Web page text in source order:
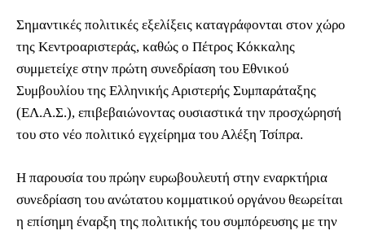
Σημαντικές πολιτικές εξελίξεις καταγράφονται στον χώρο
της Κεντροαριστεράς, καθώς ο Πέτρος Κόκκαλης
συμμετείχε στην πρώτη συνεδρίαση του Εθνικού
Συμβουλίου της Ελληνικής Αριστερής Συμπαράταξης
(ΕΛ.Α.Σ.), επιβεβαιώνοντας ουσιαστικά την προσχώρησή
του στο νέο πολιτικό εγχείρημα του Αλέξη Τσίπρα.
Η παρουσία του πρώην ευρωβουλευτή στην εναρκτήρια
συνεδρίαση του ανώτατου κομματικού οργάνου θεωρείται
η επίσημη έναρξη της πολιτικής του συμπόρευσης με την